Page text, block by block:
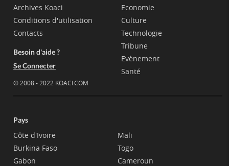
Archives Koaci
Conditions d'utilisation
Contacts
Besoin d'aide ?
Se Connecter
© 2008 - 2022 KOACI.COM
Economie
Culture
Technologie
Tribune
Evènement
Santé
Pays
Côte d'Ivoire
Burkina Faso
Gabon
Mali
Togo
Cameroun